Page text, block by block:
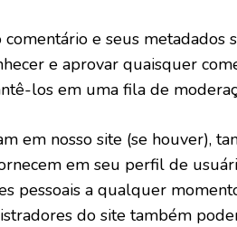
e seus metadados
e aprovar quaisquer
los em uma fila de
em nosso site (se houver),
em seu perfil de
pessoais a qualquer
do site também